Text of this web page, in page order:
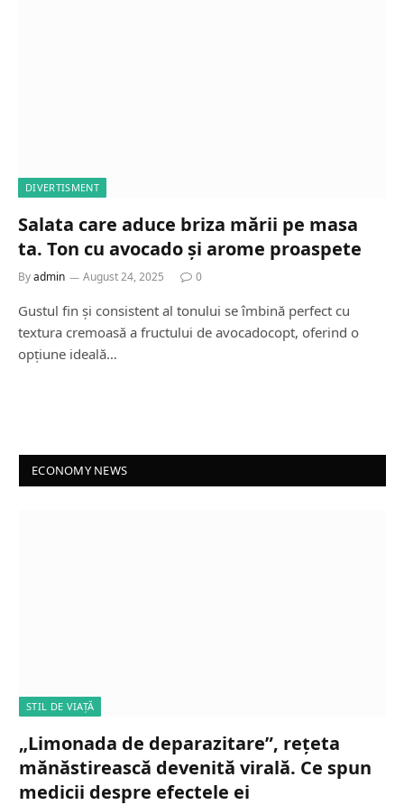
DIVERTISMENT
Salata care aduce briza mării pe masa
ta. Ton cu avocado și arome proaspete
Byadmin August 24, 2025 0
Gustul fin și consistent al tonului se îmbină perfect cu
textura cremoasă a fructului de avocadocopt, oferind o
opțiune ideală…
ECONOMY NEWS
STIL DE VIAȚĂ
„Limonada de deparazitare”, rețeta
mănăstirească devenită virală. Ce spun
medicii despre efectele ei